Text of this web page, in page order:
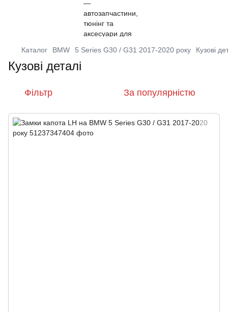
Каталог BMW 5 Series G30 / G31 2017-2020 року Кузові
Кузові деталі
Фільтр За популярністю